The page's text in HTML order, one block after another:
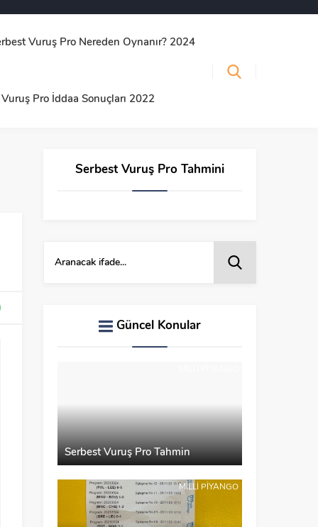
Vuruş Pro Nereden Oynanır? 2024
Pro İddaa Sonuçları 2022
Serbest Vuruş Pro Tahmini
Güncel Konular
Serbest Vuruş Pro Tahmin
MILLI PIYANGO